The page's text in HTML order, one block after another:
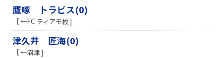
鷹啄 トラビス(0)
［ ←FC ティアモ枚 ]
津久井 匠海(0)
［ ←沼津 ]